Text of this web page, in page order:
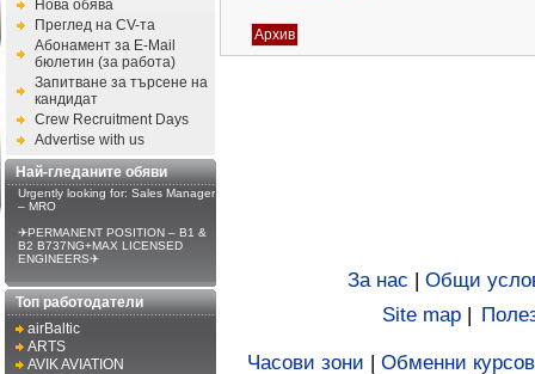
Нова обява
Преглед на CV-та
Абонамент за E-Mail
бюлетин (за работа)
Запитване за търсене на
кандидат
Crew Recruitment Days
Advertise with us
Най-гледаните обяви
Urgently looking for: Sales Manager
– MRO
✈PERMANENT POSITION – B1 &
B2 B737NG+MAX LICENSED
ENGINEERS✈
Топ работодатели
airBaltic
ARTS
AVIK AVIATION
За нас | Общи
Site map |
Часови зони | Обменни